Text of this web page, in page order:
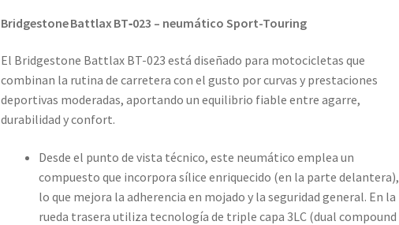
Bridgestone Battlax BT‑023 – neumático Sport-Touring
El Bridgestone Battlax BT-023 está diseñado para motocicletas que
combinan la rutina de carretera con el gusto por curvas y prestaciones
deportivas moderadas, aportando un equilibrio fiable entre agarre,
durabilidad y confort.
Desde el punto de vista técnico, este neumático emplea un
compuesto que incorpora sílice enriquecido (en la parte delantera),
lo que mejora la adherencia en mojado y la seguridad general. En la
rueda trasera utiliza tecnología de triple capa 3LC (dual compound